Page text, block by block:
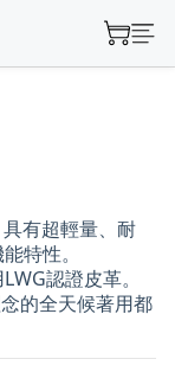
有超輕量、耐
特性。
認證皮革。
的全天候著用都